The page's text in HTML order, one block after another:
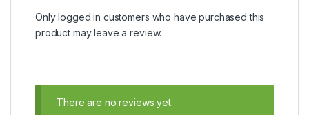
Only logged in customers who have purchased this
product may leave a review.
There are no reviews yet.